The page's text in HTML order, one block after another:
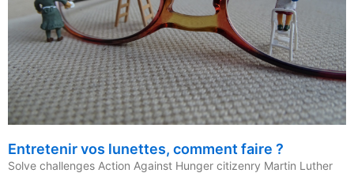
Entretenir vos lunettes, comment faire ?
Solve challenges Action Against Hunger citizenry Martin Luther